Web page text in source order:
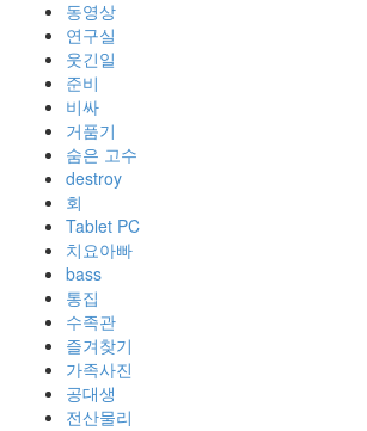
동영상
연구실
웃긴일
준비
비싸
거품기
숨은 고수
destroy
회
Tablet PC
치요아빠
bass
통집
수족관
즐겨찾기
가족사진
공대생
전산물리